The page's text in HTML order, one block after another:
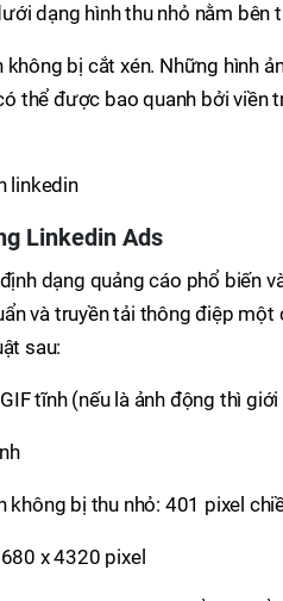
dạng hình thu nhỏ nằm
bị cắt xén. Những hình
thể được bao quanh bởi viền
Linkedin Ads
dạng quảng cáo phổ biến
và truyền tải thông điệp
sau:
tĩnh (nếu là ảnh động thì
không bị thu nhỏ: 401 pixel
x 4320 pixel